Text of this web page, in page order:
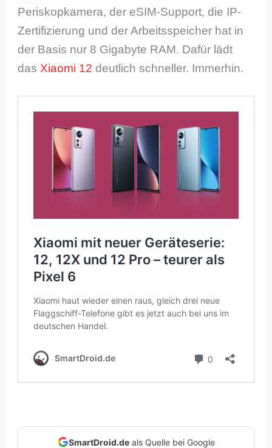
Periskopkamera, der eSIM-Support, die IP-
Zertifizierung und der Arbeitsspeicher hat in
der Basis nur 8 Gigabyte RAM. Dafür lädt
das Xiaomi 12 deutlich schneller. Immerhin.
SmartDroid.deals Quelle bei Google